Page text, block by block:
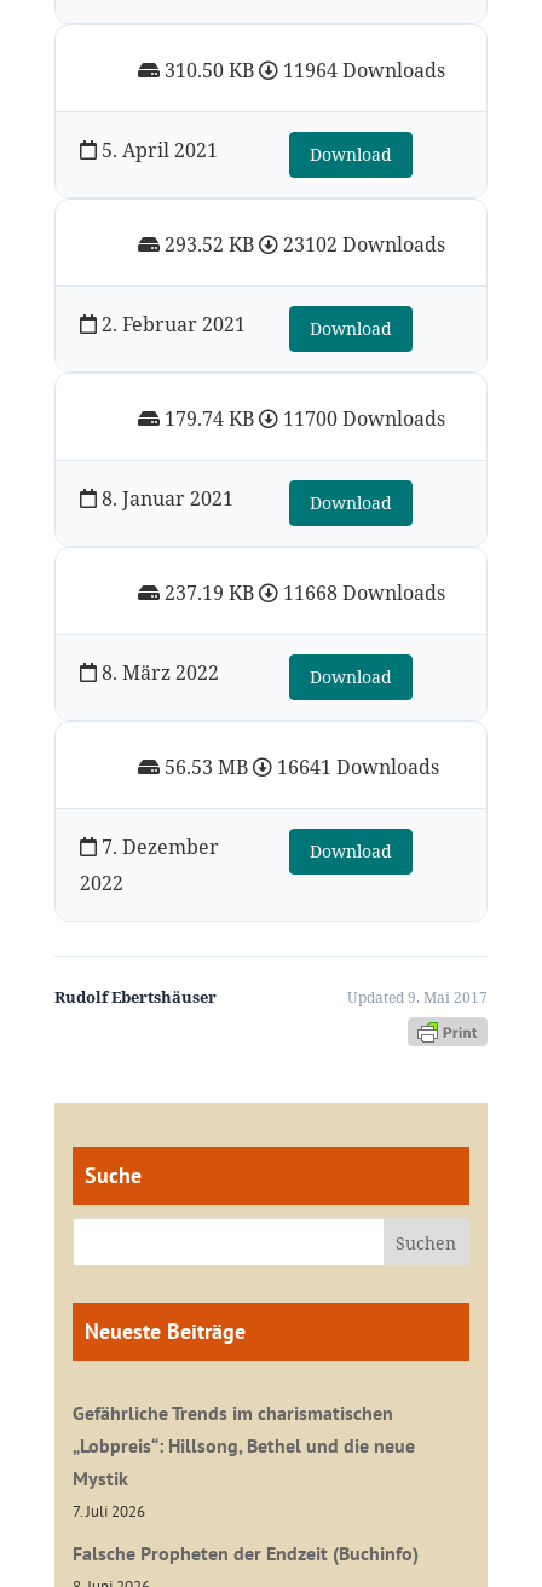
56.53 MB 16641 Downloads
7. Dezember
2022
Download
237.19 KB 11668 Downloads
8. März 2022 Download
310.50 KB 11964 Downloads
5. April 2021 Download
293.52 KB 23102 Downloads
2. Februar 2021 Download
179.74 KB 11700 Downloads
8. Januar 2021 Download
Rudolf Ebertshäuser Updated 9. Mai 2017
Suche
Neueste Beiträge
Gefährliche Trends im charismatischen
„Lobpreis“: Hillsong, Bethel und die neue
Mystik
7. Juli 2026
Falsche Propheten der Endzeit (Buchinfo)